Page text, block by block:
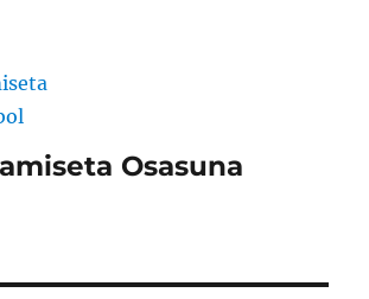
Osasuna